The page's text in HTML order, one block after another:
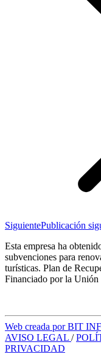
SiguientePublicación
Esta empresa ha
subvenciones para
turísticas. Plan de
Financiado por la
Web creada por BIT
AVISO LEGAL /
PRIVACIDAD